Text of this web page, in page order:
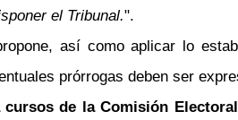
el Tribunal.".
así como aplicar lo
prórrogas deben ser
cursos de la Comisión